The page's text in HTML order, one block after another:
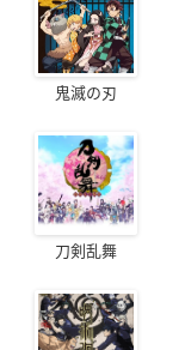
鬼滅の刃
刀剣乱舞